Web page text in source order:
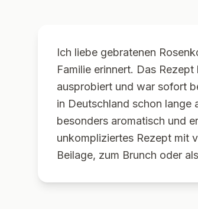
Ich liebe gebratenen
Familie erinnert. Das
ausprobiert und war sofort
in Deutschland schon lange
besonders aromatisch und
unkompliziertes Rezept mit
Beilage, zum Brunch oder